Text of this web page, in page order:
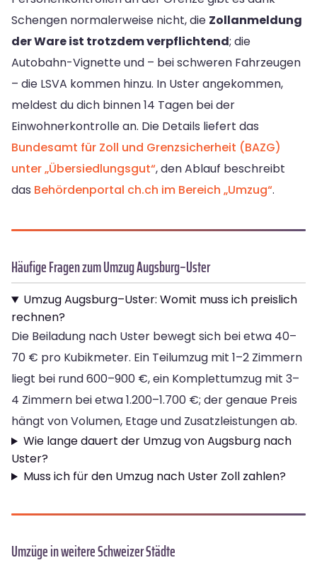
Schengen normalerweise nicht, die Zollanmeldung
der Ware ist trotzdem verpflichtend; die
Autobahn-Vignette und – bei schweren Fahrzeugen
– die LSVA kommen hinzu. In Uster angekommen,
meldest du dich binnen 14 Tagen bei der
Einwohnerkontrolle an. Die Details liefert das
Bundesamt für Zoll und Grenzsicherheit (BAZG)
unter „Übersiedlungsgut“, den Ablauf beschreibt
das Behördenportal ch.ch im Bereich „Umzug“.
Häufige Fragen zum Umzug Augsburg–Uster
Umzug Augsburg–Uster: Womit muss ich preislich
rechnen?
Die Beiladung nach Uster bewegt sich bei etwa 40–
70 € pro Kubikmeter. Ein Teilumzug mit 1–2 Zimmern
liegt bei rund 600–900 €, ein Komplettumzug mit 3–
4 Zimmern bei etwa 1.200–1.700 €; der genaue Preis
hängt von Volumen, Etage und Zusatzleistungen ab.
Wie lange dauert der Umzug von Augsburg nach
Uster?
Muss ich für den Umzug nach Uster Zoll zahlen?
Umzüge in weitere Schweizer Städte